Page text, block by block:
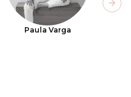
Paula Varga